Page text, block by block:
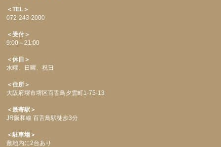
＜TEL＞
072-243-2000
＜受付＞
9:00～21:00
＜休日＞
水曜、日曜、祝日
＜住所＞
大阪府堺市堺区百舌鳥夕雲町1-75-13
＜最寄駅＞
JR阪和線 百舌鳥駅徒歩3分
＜駐車場＞
敷地内に2台あり